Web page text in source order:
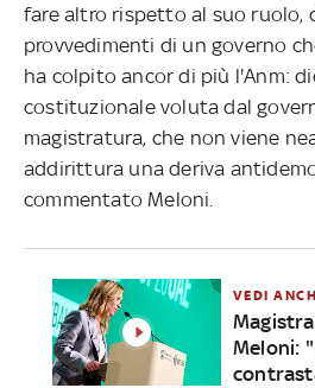
fare altro rispetto al suo ruolo,
provvedimenti di un governo
ha colpito ancor di più l'Anm:
costituzionale voluta dal
magistratura, che non viene
addirittura una deriva
commentato Meloni.
VEDI
Meloni: